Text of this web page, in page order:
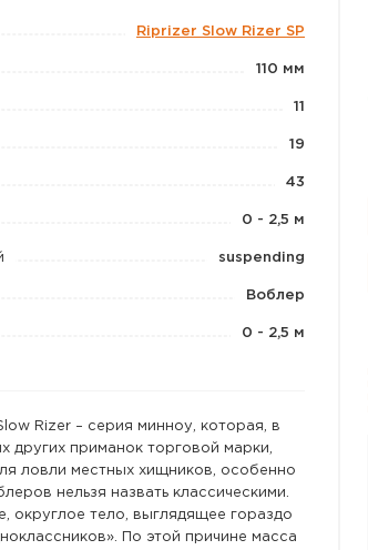
Riprizer Slow Rizer SP
110 мм
11
19
43
0 - 2,5 м
suspending
Воблер
0 - 2,5 м
Rizer – серия минноу, которая, в
других приманок торговой марки,
ловли местных хищников, особенно
нельзя назвать классическими.
округлое тело, выглядящее гораздо
По этой причине масса